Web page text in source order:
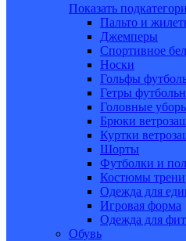
Показать
Пальто и
Джемперы
Спортивное
Носки
Гольфы
Гетры
Головные
Брюки
Куртки
Шорты
Футболки и
Костюмы
Одежда для
Игровая форма
Одежда для
Обувь